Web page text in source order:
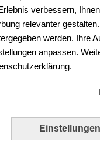
verbessern,
relevanter
werden. Ihre
anpassen.
Einstellungen
Da ist
Leider ist ein
Bitte